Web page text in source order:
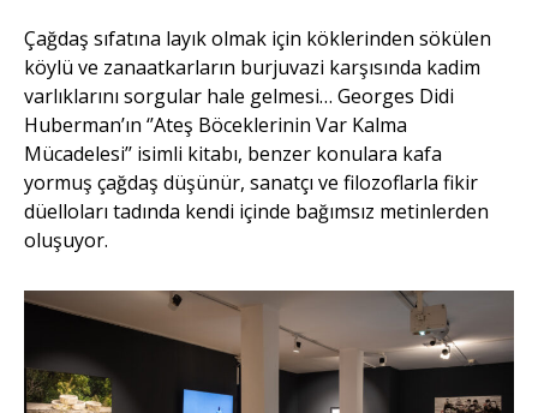
Çağdaş sıfatına layık olmak için köklerinden sökülen
köylü ve zanaatkarların burjuvazi karşısında kadim
varlıklarını sorgular hale gelmesi… Georges Didi
Huberman’ın ‘’Ateş Böceklerinin Var Kalma
Mücadelesi’’ isimli kitabı, benzer konulara kafa
yormuş çağdaş düşünür, sanatçı ve filozoflarla fikir
düelloları tadında kendi içinde bağımsız metinlerden
oluşuyor.